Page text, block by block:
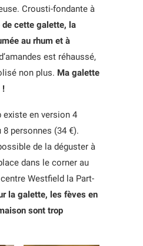
Crousti-fondante à
cette galette, la
au rhum et à
est réhaussé,
non plus. Ma galette
!
en version 4
personnes (34 €).
de la déguster à
dans le corner au
Westfield la Part-
la galette, les fèves en
sont trop